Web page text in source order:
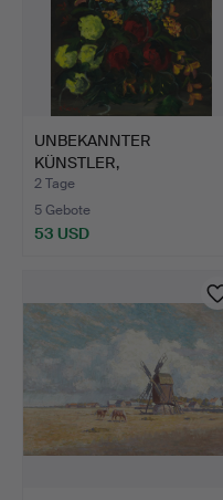
UNBEKANNTER
KÜNSTLER,
Blumenstillleben, si…
2 Tage
5 Gebote
53 USD